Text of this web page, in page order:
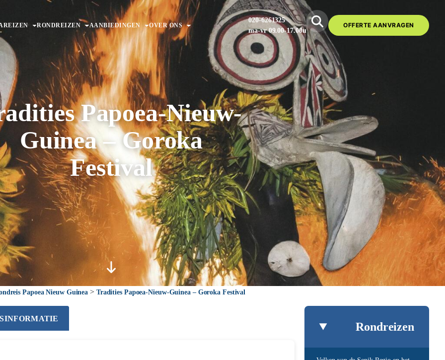
RONDREIZEN AANBIEDINGEN OVER ONS
020-6261325
ma-vr 09.00-17.00u
OFFERTE AANVRAGEN
Papoea-Nieuw-
Guinea – Goroka
Festival
Papoea Nieuw Guinea > Tradities Papoea-Nieuw-Guinea – Goroka Festival
Rondreizen